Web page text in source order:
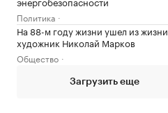
Политика
На 88-м году жизни ушел из жизни
художник Николай Марков
Общество
Загрузить еще